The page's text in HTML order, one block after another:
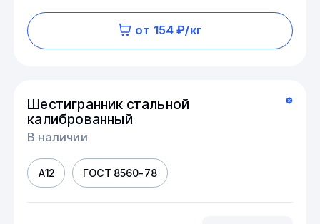
от 154 ₽/кг
Шестигранник стальной
калиброванный
В наличии
А12 ГОСТ 8560-78